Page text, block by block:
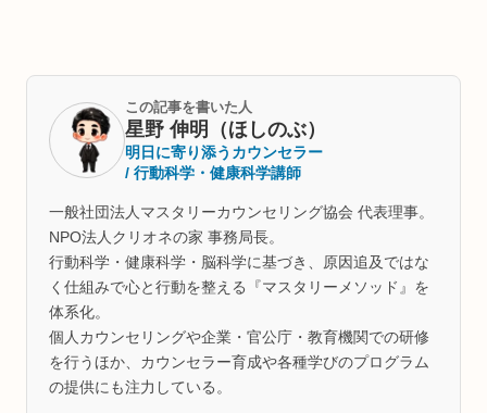
この記事を書いた人
星野 伸明（ほしのぶ）
明日に寄り添うカウンセラー
/ 行動科学・健康科学講師
一般社団法人マスタリーカウンセリング協会 代表理事。
NPO法人クリオネの家 事務局長。
行動科学・健康科学・脳科学に基づき、原因追及ではな
く仕組みで心と行動を整える『マスタリーメソッド』を
体系化。
個人カウンセリングや企業・官公庁・教育機関での研修
を行うほか、カウンセラー育成や各種学びのプログラム
の提供にも注力している。